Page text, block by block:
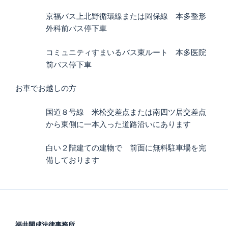
京福バス上北野循環線または岡保線 本多整形
外科前バス停下車
コミュニティすまいるバス東ルート 本多医院
前バス停下車
お車でお越しの方
国道８号線 米松交差点または南四ツ居交差点
から東側に一本入った道路沿いにあります
白い２階建ての建物で 前面に無料駐車場を完
備しております